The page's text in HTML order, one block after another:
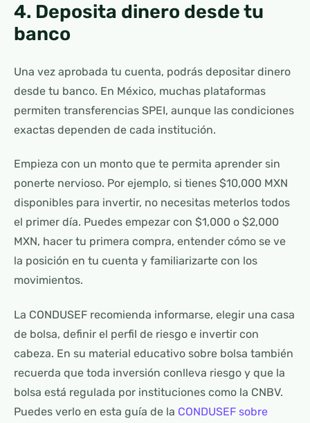
4. Deposita dinero desde tu
banco
Una vez aprobada tu cuenta, podrás depositar dinero
desde tu banco. En México, muchas plataformas
permiten transferencias SPEI, aunque las condiciones
exactas dependen de cada institución.
Empieza con un monto que te permita aprender sin
ponerte nervioso. Por ejemplo, si tienes $10,000 MXN
disponibles para invertir, no necesitas meterlos todos
el primer día. Puedes empezar con $1,000 o $2,000
MXN, hacer tu primera compra, entender cómo se ve
la posición en tu cuenta y familiarizarte con los
movimientos.
La CONDUSEF recomienda informarse, elegir una casa
de bolsa, definir el perfil de riesgo e invertir con
cabeza. En su material educativo sobre bolsa también
recuerda que toda inversión conlleva riesgo y que la
bolsa está regulada por instituciones como la CNBV.
Puedes verlo en esta guía de la CONDUSEF sobre